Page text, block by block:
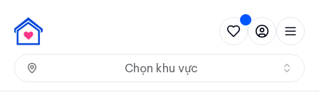
Chọn khu vực